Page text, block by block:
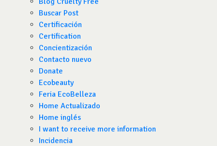
Buscar Post
Certificación
Certification
Concientización
Contacto nuevo
Donate
Ecobeauty
Feria EcoBelleza
Home Actualizado
Home inglés
I want to receive more information
Incidencia